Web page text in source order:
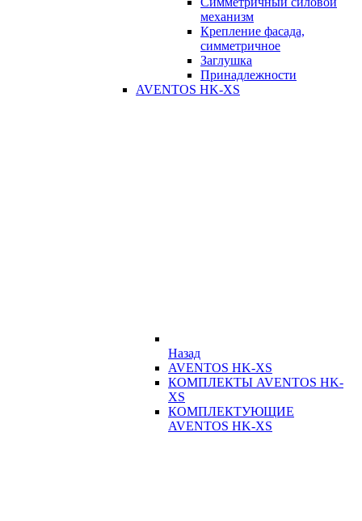
механизм
Крепление фасада,
симметричное
Заглушка
Принадлежности
AVENTOS HK-XS
Назад
AVENTOS HK-XS
КОМПЛЕКТЫ AVENTOS HK-
XS
КОМПЛЕКТУЮЩИЕ
AVENTOS HK-XS